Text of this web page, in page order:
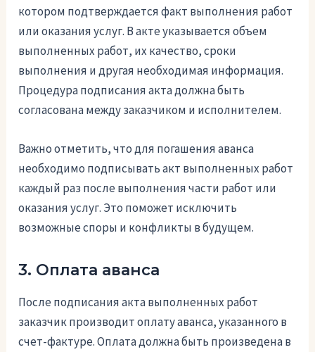
котором подтверждается факт выполнения работ
или оказания услуг. В акте указывается объем
выполненных работ, их качество, сроки
выполнения и другая необходимая информация.
Процедура подписания акта должна быть
согласована между заказчиком и исполнителем.
Важно отметить, что для погашения аванса
необходимо подписывать акт выполненных работ
каждый раз после выполнения части работ или
оказания услуг. Это поможет исключить
возможные споры и конфликты в будущем.
3. Оплата аванса
После подписания акта выполненных работ
заказчик производит оплату аванса, указанного в
счет-фактуре. Оплата должна быть произведена в